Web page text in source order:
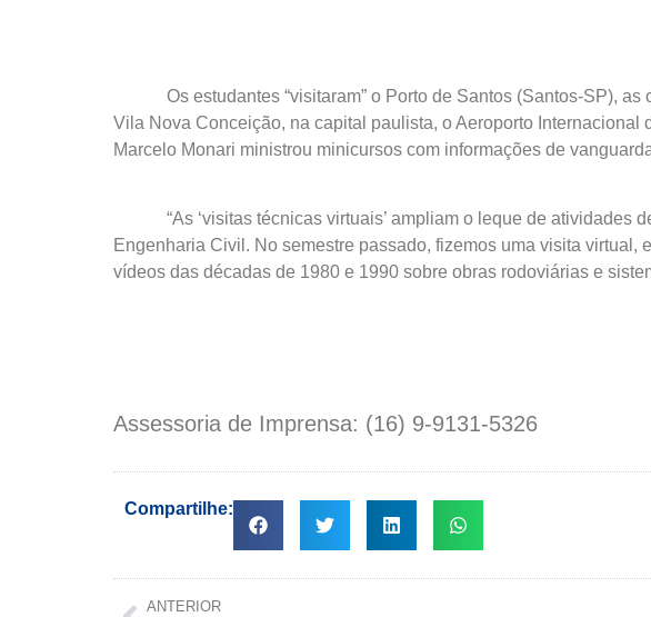
Os estudantes “visitaram” o Porto de Santos (Santos-SP), as
Vila Nova Conceição, na capital paulista, o Aeroporto
Marcelo Monari ministrou minicursos com informações de
“As ‘visitas técnicas virtuais’ ampliam o leque de atividades
Engenharia Civil. No semestre passado, fizemos uma visita
vídeos das décadas de 1980 e 1990 sobre obras rodoviárias e
Assessoria de Imprensa: (16) 9-9131-5326
Compartilhe:
ANTERIOR